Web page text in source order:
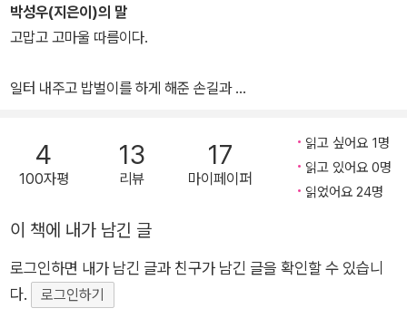
바람을 쓸어내리던 싸리나무 가지들,
먼저 도착해
땅속에 숨어 지내기도 했다는 화암사 동종
아픈 밤이면 스스로 울기도 했다지? 구리연꽃잎에서
나온 가냘픈 용이 부신 눈을 비비고 있다
얼었던 손 녹이며 고드름 떨구는 극락전,
단장을 하지 않은 맨 얼굴이 보송보송하다
햇살 고운 툇마루에 앉은 나는
빨강』 『사과가 필요해』, 어린이책 『아홉 살 마음 사전』 『열두 살 장래
희망』 등을 냈다.
박성우(지은이)의 말
고맙고 고마울 따름이다.
일터 내주고 밥벌이를 하게 해준 손길과
없었더라면 시가 나를 내팽개쳤을지도 모른다.
내가 해줄 수 있는 것은
고요한 늦밤을 맞는 일 외에는 없다는 걸 고백한다.
4
100자평
13
리뷰
17
마이페이퍼
읽고 싶어요 1명
읽고 있어요 0명
읽었어요 24명
이 책에 내가 남긴 글
로그인하면 내가 남긴 글과 친구가 남긴 글을 확인할 수 있습니
다.
로그인하기